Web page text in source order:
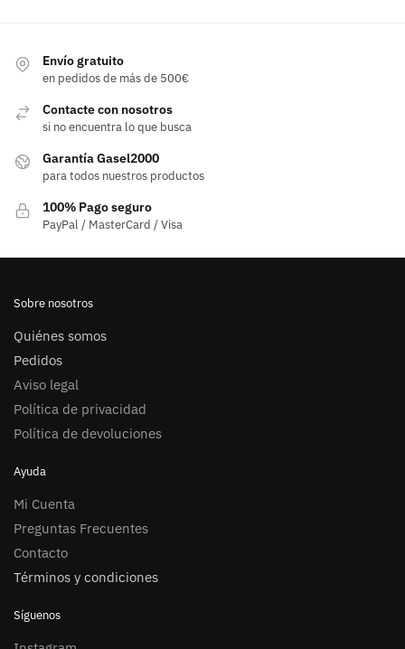
Envío gratuito
en pedidos de más de 500€
Contacte con nosotros
si no encuentra lo que busca
Garantía Gasel2000
para todos nuestros productos
100% Pago seguro
PayPal / MasterCard / Visa
Sobre nosotros
Quiénes somos
Pedidos
Aviso legal
Política de privacidad
Política de devoluciones
Ayuda
Mi Cuenta
Preguntas Frecuentes
Contacto
Términos y condiciones
Síguenos